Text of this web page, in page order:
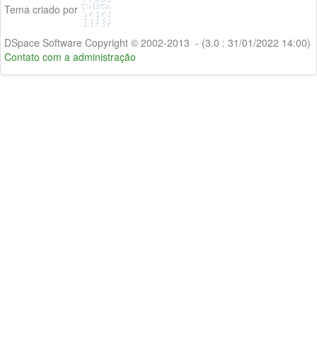
Tema criado por
DSpace Software Copyright © 2002-2013 - (3.0 : 31/01/2022 14:00)
Contato com a administração